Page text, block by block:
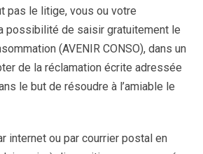
pas le litige, vous ou votre
possibilité de saisir gratuitement le
(AVENIR CONSO), dans un
de la réclamation écrite adressée
le but de résoudre à l’amiable le
internet ou par courrier postal en